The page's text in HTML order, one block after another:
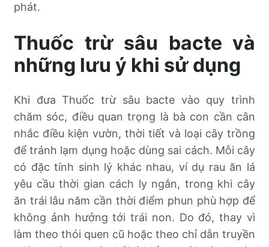
phát.
Thuốc trừ sâu bacte và
những lưu ý khi sử dụng
Khi đưa Thuốc trừ sâu bacte vào quy trình
chăm sóc, điều quan trọng là bà con cần cân
nhắc điều kiện vườn, thời tiết và loại cây trồng
để tránh lạm dụng hoặc dùng sai cách. Mỗi cây
có đặc tính sinh lý khác nhau, ví dụ rau ăn lá
yêu cầu thời gian cách ly ngắn, trong khi cây
ăn trái lâu năm cần thời điểm phun phù hợp để
không ảnh hưởng tới trái non. Do đó, thay vì
làm theo thói quen cũ hoặc theo chỉ dẫn truyền